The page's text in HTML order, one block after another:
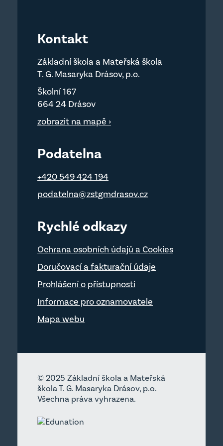
Kontakt
Základní škola a Mateřská škola
T. G. Masaryka Drásov, p.o.
Školní 167
664 24 Drásov
zobrazit na mapě ›
Podatelna
+420 549 424 194
podatelna@zstgmdrasov.cz
Rychlé odkazy
Ochrana osobních údajů a Cookies
Doručovací a fakturační údaje
Prohlášení o přístupnosti
Informace pro oznamovatele
Mapa webu
© 2025 Základní škola a Mateřská
škola T. G. Masaryka Drásov, p.o.
Všechna práva vyhrazena.